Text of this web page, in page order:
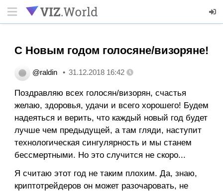
С Новым годом голосяне/визоряне!
@raldin 31.12.2018 16:42
Поздравляю всех голосян/визорян, счастья
желаю, здоровья, удачи и всего хорошего! Будем
надеяться и верить, что каждый новый год будет
лучше чем предыдущей, а там гляди, наступит
технологическая сингулярность и мы станем
бессмертными. Но это случится не скоро...
Я считаю этот год не таким плохим. Да, знаю,
криптотрейдеров он может разочаровать, не